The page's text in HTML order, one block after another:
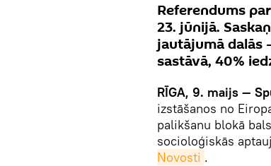
Referendums
23. jūnijā.
jautājumā dalās
sastāvā, 40%
RĪGA, 9. maijs —
izstāšanos no
palikšanu blokā
socioloģiskās
Novosti .